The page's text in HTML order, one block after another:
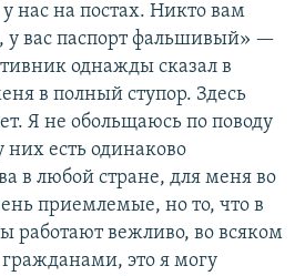
нас на постах. Никто вам
у вас паспорт фальшивый» —
однажды сказал в
в полный ступор. Здесь
Я не обольщаюсь по поводу
них есть одинаково
в любой стране, для меня во
приемлемые, но то, что в
работают вежливо, во всяком
это я могу